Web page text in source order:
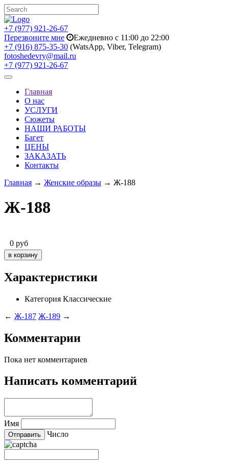
+7 (977) 921-26-67
Перезвоните мне
Ежедневно с 11:00 до 22:00
+7 (916) 875-35-30 (WatsApp, Viber, Telegram)
fotoshedevry@mail.ru
+7 (977) 921-26-67
Toggle
navigationГлавная
О нас
УСЛУГИ
Сюжеты
НАШИ РАБОТЫ
Багет
ЦЕНЫ
ЗАКАЗАТЬ
Контакты
Главная → Женские образы → Ж-188
Ж-188
0 руб
Характеристики
Категория Классические
← Ж-187 Ж-189 →
Комментарии
Пока нет комментариев
Написать комментарий
Имя
Число